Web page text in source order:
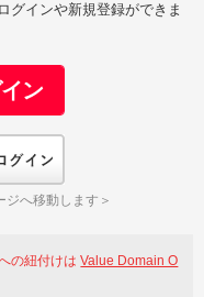
Amazon
のログイン画面へ遷移します
ウント作成
能
Yahoo!
グインや新規登録ができま
ジへ移動します＞
の紐付けはValue Domain O